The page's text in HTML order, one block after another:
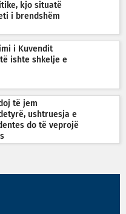
kjo situatë
i brendshëm
i Kuvendit
ishte shkelje e
të jem
ushtruesja e
do të veprojë